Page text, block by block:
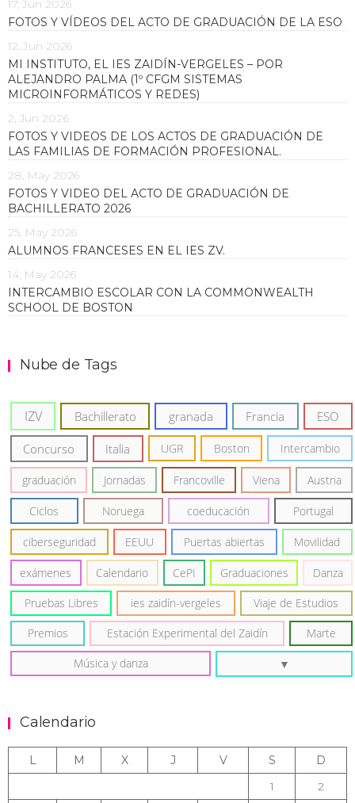
17, Jun 2026
FOTOS Y VÍDEOS DEL ACTO DE GRADUACIÓN DE LA ESO
12, Jun 2026
MI INSTITUTO, EL IES ZAIDÍN-VERGELES – POR
ALEJANDRO PALMA (1º CFGM SISTEMAS
MICROINFORMÁTICOS Y REDES)
2, Jun 2026
FOTOS Y VIDEOS DE LOS ACTOS DE GRADUACIÓN DE
LAS FAMILIAS DE FORMACIÓN PROFESIONAL.
28, May 2026
FOTOS Y VIDEO DEL ACTO DE GRADUACIÓN DE
BACHILLERATO 2026
25, May 2026
ALUMNOS FRANCESES EN EL IES ZV.
14, May 2026
INTERCAMBIO ESCOLAR CON LA COMMONWEALTH
SCHOOL DE BOSTON
Nube de Tags
IZV Bachillerato granada Francia ESO
Concurso Italia UGR Boston Intercambio
graduación Jornadas Francoville Viena Austria
Ciclos Noruega coeducación Portugal
ciberseguridad EEUU Puertas abiertas Movilidad
exámenes Calendario CePI Graduaciones Danza
Pruebas Libres ies zaidín-vergeles Viaje de Estudios
Premios Estación Experimental del Zaidín Marte
Música y danza
Calendario
L M X J V S
D
1
2